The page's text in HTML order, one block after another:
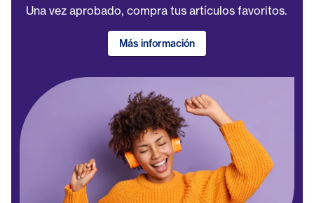
Una vez aprobado, compra tus artículos favoritos.
Más información